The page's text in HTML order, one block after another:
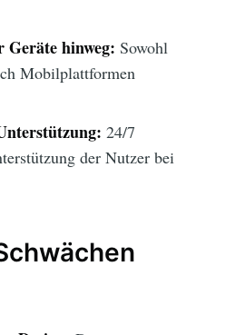
hinweg: Sowohl
Mobilplattformen
24/7
der Nutzer bei